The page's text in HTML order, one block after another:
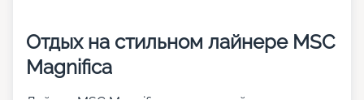
Отдых на стильном лайнере MSC
Magnifica